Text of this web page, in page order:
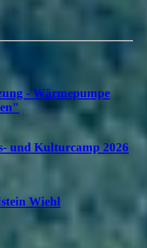
- Wärmepumpe
und Kulturcamp 2026
Wiehl